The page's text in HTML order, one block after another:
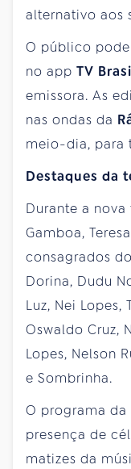
alternativo aos
O público
no app TV
emissora. As
nas ondas da
meio-dia, para
Destaques da
Durante a
Gamboa,
consagrados
Dorina, Dudu
Luz, Nei Lopes,
Oswaldo Cruz,
Lopes, Nelson
e Sombrinha.
O programa da
presença de
matizes da